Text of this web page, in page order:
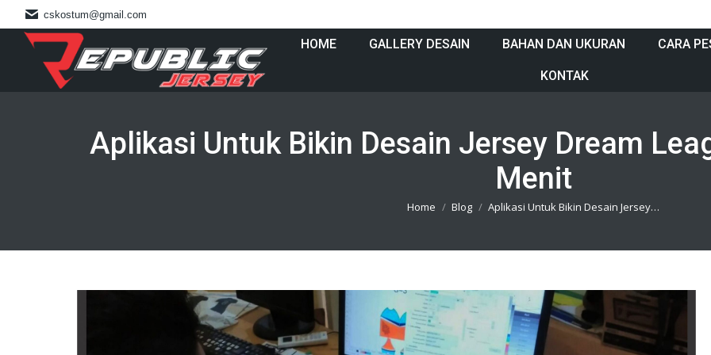
cskostum@gmail.com
HOME GALLERY DESAIN BAHAN DAN UKURAN CARA
KONTAK
Aplikasi Untuk Bikin Desain Jersey Dream
Menit
You are here:
Home Blog Aplikasi Untuk Bikin Desain Jersey…